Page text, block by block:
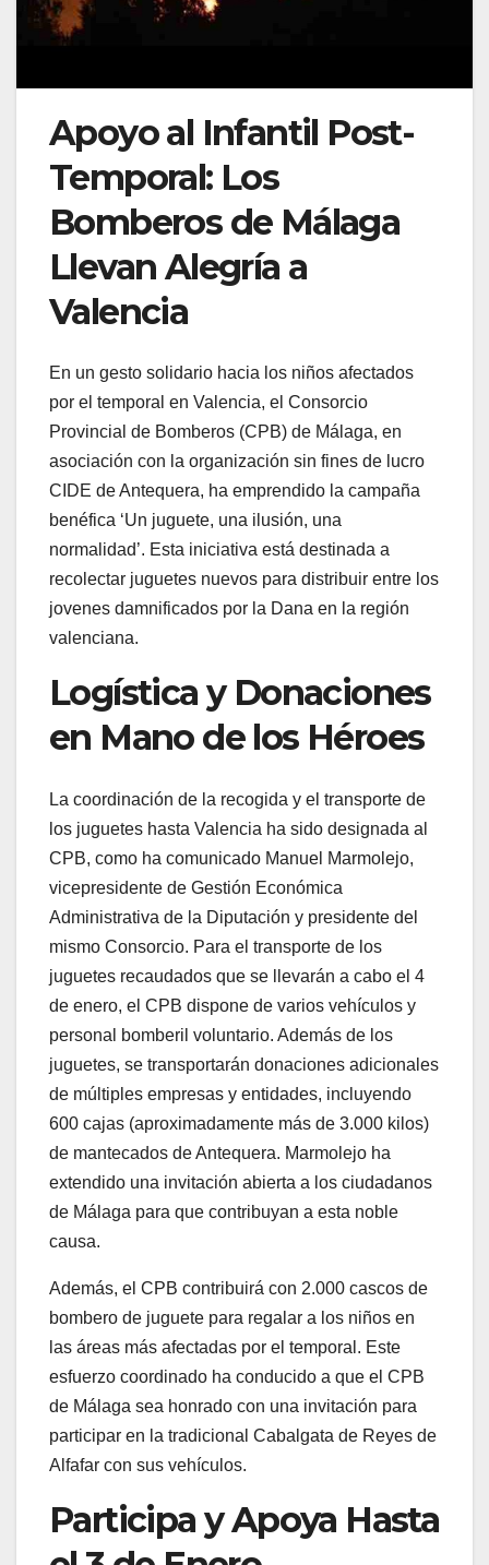
Apoyo al Infantil Post-
Temporal: Los
Bomberos de Málaga
Llevan Alegría a
Valencia
En un gesto solidario hacia los niños afectados
por el temporal en Valencia, el Consorcio
Provincial de Bomberos (CPB) de Málaga, en
asociación con la organización sin fines de lucro
CIDE de Antequera, ha emprendido la campaña
benéfica ‘Un juguete, una ilusión, una
normalidad’. Esta iniciativa está destinada a
recolectar juguetes nuevos para distribuir entre los
jovenes damnificados por la Dana en la región
valenciana.
Logística y Donaciones
en Mano de los Héroes
La coordinación de la recogida y el transporte de
los juguetes hasta Valencia ha sido designada al
CPB, como ha comunicado Manuel Marmolejo,
vicepresidente de Gestión Económica
Administrativa de la Diputación y presidente del
mismo Consorcio. Para el transporte de los
juguetes recaudados que se llevarán a cabo el 4
de enero, el CPB dispone de varios vehículos y
personal bomberil voluntario. Además de los
juguetes, se transportarán donaciones adicionales
de múltiples empresas y entidades, incluyendo
600 cajas (aproximadamente más de 3.000 kilos)
de mantecados de Antequera. Marmolejo ha
extendido una invitación abierta a los ciudadanos
de Málaga para que contribuyan a esta noble
causa.
Además, el CPB contribuirá con 2.000 cascos de
bombero de juguete para regalar a los niños en
las áreas más afectadas por el temporal. Este
esfuerzo coordinado ha conducido a que el CPB
de Málaga sea honrado con una invitación para
participar en la tradicional Cabalgata de Reyes de
Alfafar con sus vehículos.
Participa y Apoya Hasta